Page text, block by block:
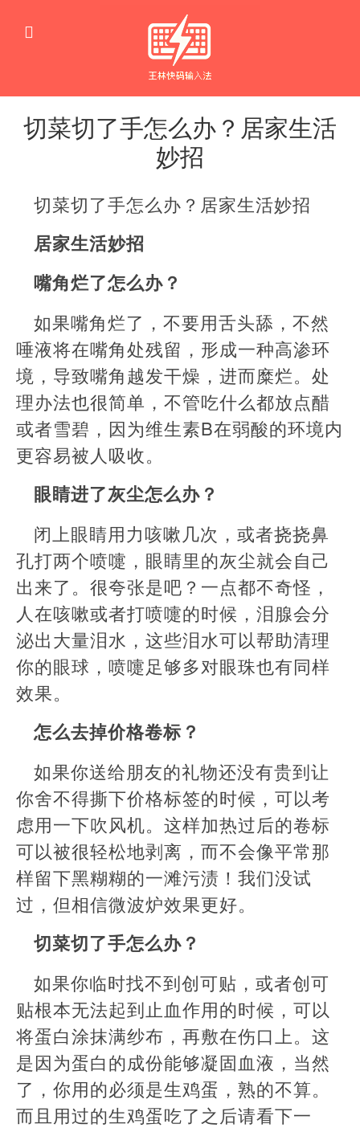
切菜切了手怎么办？居家生活
妙招
窍
门
切菜切了手怎么办？居家生活妙招
居家生活妙招
嘴角烂了怎么办？
如果嘴角烂了，不要用舌头舔，不然
唾液将在嘴角处残留，形成一种高渗环
境，导致嘴角越发干燥，进而糜烂。处
理办法也很简单，不管吃什么都放点醋
或者雪碧，因为维生素B在弱酸的环境内
更容易被人吸收。
眼睛进了灰尘怎么办？
闭上眼睛用力咳嗽几次，或者挠挠鼻
孔打两个喷嚏，眼睛里的灰尘就会自己
出来了。很夸张是吧？一点都不奇怪，
人在咳嗽或者打喷嚏的时候，泪腺会分
泌出大量泪水，这些泪水可以帮助清理
你的眼球，喷嚏足够多对眼珠也有同样
效果。
怎么去掉价格卷标？
如果你送给朋友的礼物还没有贵到让
你舍不得撕下价格标签的时候，可以考
虑用一下吹风机。这样加热过后的卷标
可以被很轻松地剥离，而不会像平常那
样留下黑糊糊的一滩污渍！我们没试
过，但相信微波炉效果更好。
切菜切了手怎么办？
如果你临时找不到创可贴，或者创可
贴根本无法起到止血作用的时候，可以
将蛋白涂抹满纱布，再敷在伤口上。这
是因为蛋白的成份能够凝固血液，当然
了，你用的必须是生鸡蛋，熟的不算。
而且用过的生鸡蛋吃了之后请看下一